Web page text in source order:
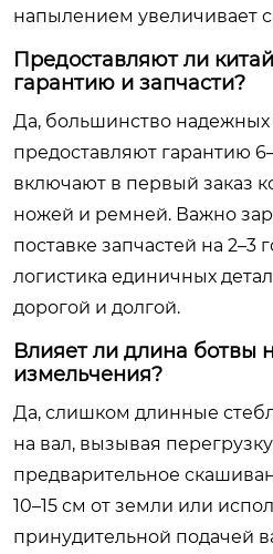
напылением увеличивает
Предоставляют ли
гарантию и запчасти?
Да, большинство надежных
предоставляют гарантию
включают в первый заказ
ножей и ремней. Важно
поставке запчастей на 2–3
логистика единичных
дорогой и долгой.
Влияет ли длина ботвы
измельчения?
Да, слишком длинные
на вал, вызывая
предварительное
10–15 см от земли или
принудительной подачей